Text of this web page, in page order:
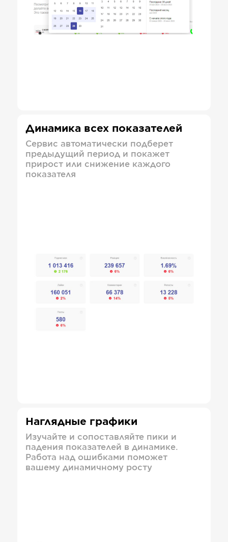
Динамика всех показателей
Сервис автоматически подберет
предыдущий период и покажет
прирост или снижение каждого
показателя
Наглядные графики
Изучайте и сопоставляйте пики и
падения показателей в динамике.
Работа над ошибками поможет
вашему динамичному росту